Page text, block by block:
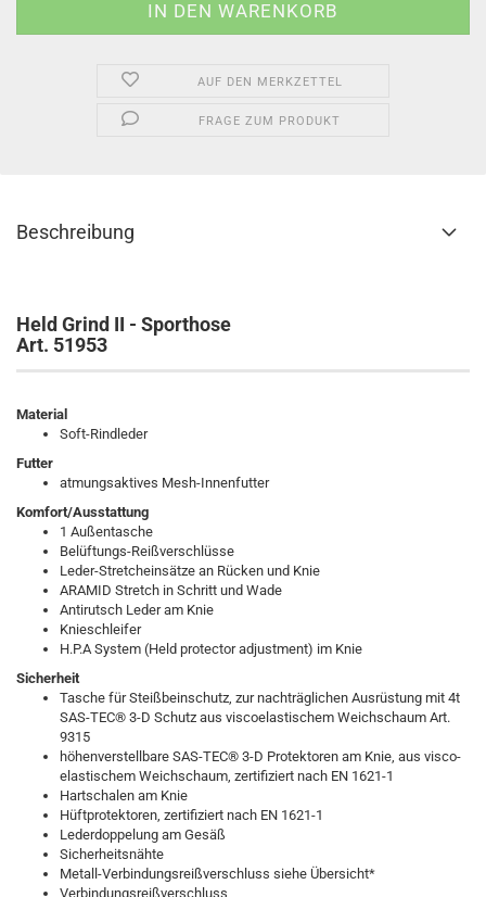
AUF DEN MERKZETTEL
FRAGE ZUM PRODUKT
Beschreibung
Held Grind II - Sporthose
Art. 51953
Material
Soft-Rindleder
Futter
atmungsaktives Mesh-Innenfutter
Komfort/Ausstattung
1 Außentasche
Belüftungs-Reißverschlüsse
Leder-Stretcheinsätze an Rücken und Knie
ARAMID Stretch in Schritt und Wade
Antirutsch Leder am Knie
Knieschleifer
H.P.A System (Held protector adjustment) im Knie
Sicherheit
Tasche für Steißbeinschutz, zur nachträglichen Ausrüstung mit 4t
SAS-TEC® 3-D Schutz aus viscoelastischem Weichschaum Art.
9315
höhenverstellbare SAS-TEC® 3-D Protektoren am Knie, aus visco-
elastischem Weichschaum, zertifiziert nach EN 1621-1
Hartschalen am Knie
Hüftprotektoren, zertifiziert nach EN 1621-1
Lederdoppelung am Gesäß
Sicherheitsnähte
Metall-Verbindungsreißverschluss siehe Übersicht*
Verbindungsreißverschluss